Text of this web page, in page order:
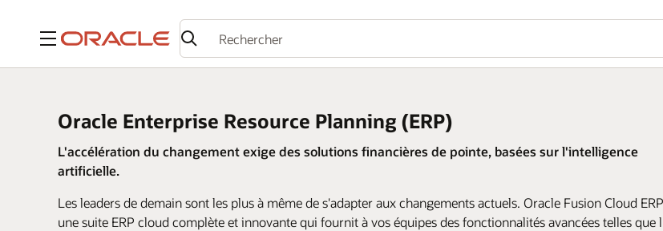
Menu
Oracle Enterprise Resource Planning (ERP)
L'accélération du changement exige des solutions financières de pointe, basées sur l'intelligence
artificielle.
Les leaders de demain sont les plus à même de s'adapter aux changements actuels. Oracle Fusion Cloud
une suite ERP cloud complète et innovante qui fournit à vos équipes des fonctionnalités avancées telles que